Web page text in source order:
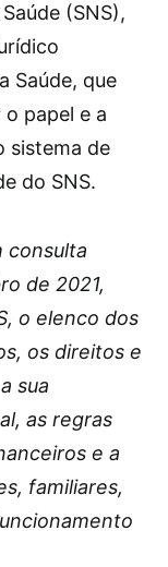
(SNS),
Saúde, que
papel e a
sistema de
do SNS.
consulta
de 2021,
o elenco dos
os direitos e
sua
as regras
e a
familiares,